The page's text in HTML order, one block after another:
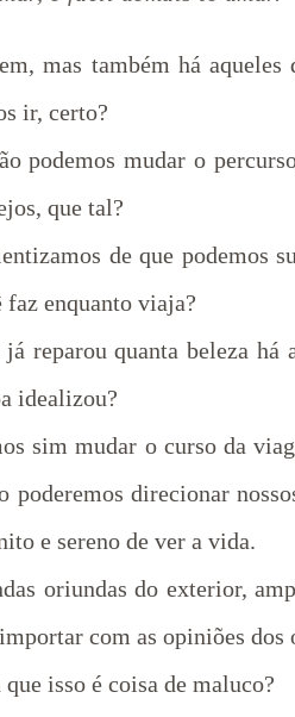
mas também há
ir, certo?
podemos mudar o
que tal?
de que podemos
enquanto viaja?
reparou quanta beleza
idealizou?
sim mudar o curso da
poderemos direcionar
e sereno de ver a vida.
oriundas do exterior,
com as opiniões dos
isso é coisa de maluco?